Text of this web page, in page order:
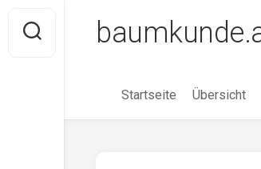
content
Startseite Übersicht